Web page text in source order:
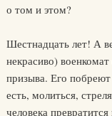
о том и этом?
Шестнадцать лет! А
некрасиво)
призыва. Его
есть, молиться,
человека